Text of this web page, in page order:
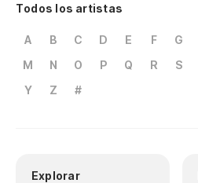
Todos los artistas
A B C D E F G
M
N O P Q R S
Y
Z #
Explorar